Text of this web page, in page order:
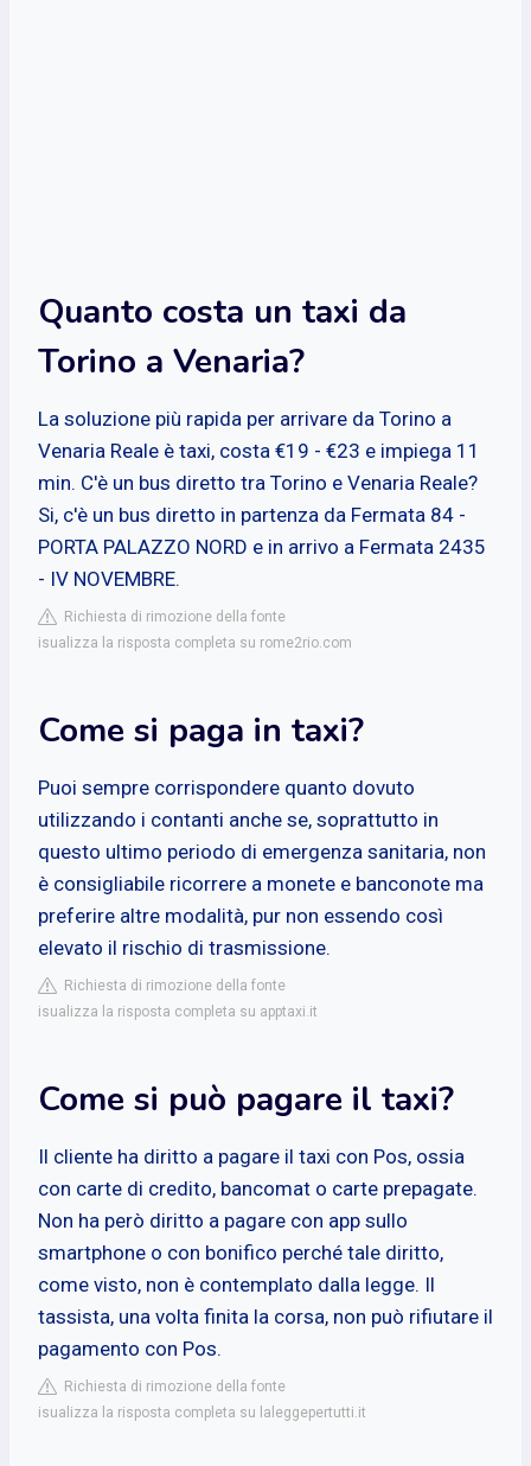
Quanto costa un taxi da
Torino a Venaria?
La soluzione più rapida per arrivare da Torino a
Venaria Reale è taxi, costa €19 - €23 e impiega 11
min. C'è un bus diretto tra Torino e Venaria Reale?
Si, c'è un bus diretto in partenza da Fermata 84 -
PORTA PALAZZO NORD e in arrivo a Fermata 2435
- IV NOVEMBRE.
Richiesta di rimozione della fonte
isualizza la risposta completa su rome2rio.com
Come si paga in taxi?
Puoi sempre corrispondere quanto dovuto
utilizzando i contanti anche se, soprattutto in
questo ultimo periodo di emergenza sanitaria, non
è consigliabile ricorrere a monete e banconote ma
preferire altre modalità, pur non essendo così
elevato il rischio di trasmissione.
Richiesta di rimozione della fonte
isualizza la risposta completa su apptaxi.it
Come si può pagare il taxi?
Il cliente ha diritto a pagare il taxi con Pos, ossia
con carte di credito, bancomat o carte prepagate.
Non ha però diritto a pagare con app sullo
smartphone o con bonifico perché tale diritto,
come visto, non è contemplato dalla legge. Il
tassista, una volta finita la corsa, non può rifiutare il
pagamento con Pos.
Richiesta di rimozione della fonte
isualizza la risposta completa su laleggepertutti.it